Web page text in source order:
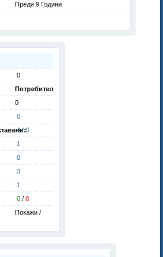
Преди 9 Години
0
Потребител
0
0
4 / 0
1
0
3
1
0 / 0
Покажи /